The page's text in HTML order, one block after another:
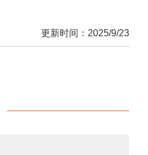
更新时间：2025/9/23